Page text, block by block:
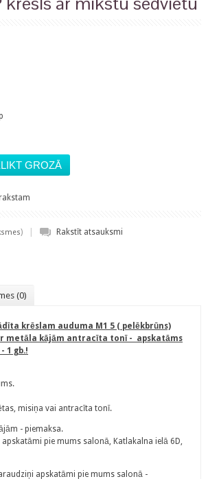
) Rakstīt atsauksmi
(0)
krēslam auduma M1 5 ( pelēkbrūns)
metāla kājām antracīta tonī - apskatāms
1 gb.!
misiņa vai antracīta tonī.
- piemaksa.
pie mums salonā, Katlakalna ielā 6D,
apskatāmi pie mums salonā -